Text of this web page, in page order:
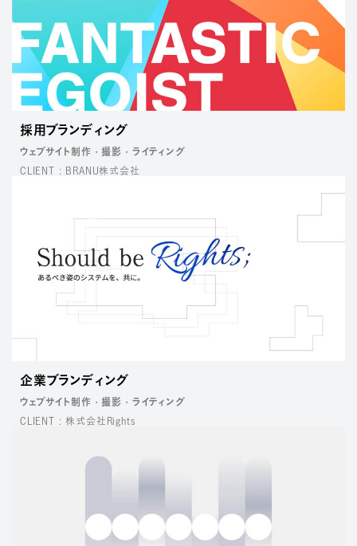
採用ブランディング
ウェブサイト制作 撮影
ライティング
CLIENT : BRANU株式会社
企業ブランディング
ウェブサイト制作 撮影
ライティング
CLIENT : 株式会社Rights